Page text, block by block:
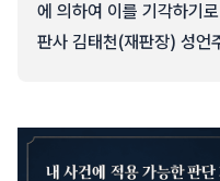
에 의하여 이를 기각하기
판사 김태천(재판장) 성언